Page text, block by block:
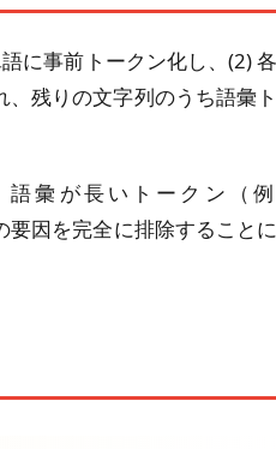
に事前トークン化し、(2)
残りの文字列のうち語彙
彙が長いトークン（例
因を完全に排除すること